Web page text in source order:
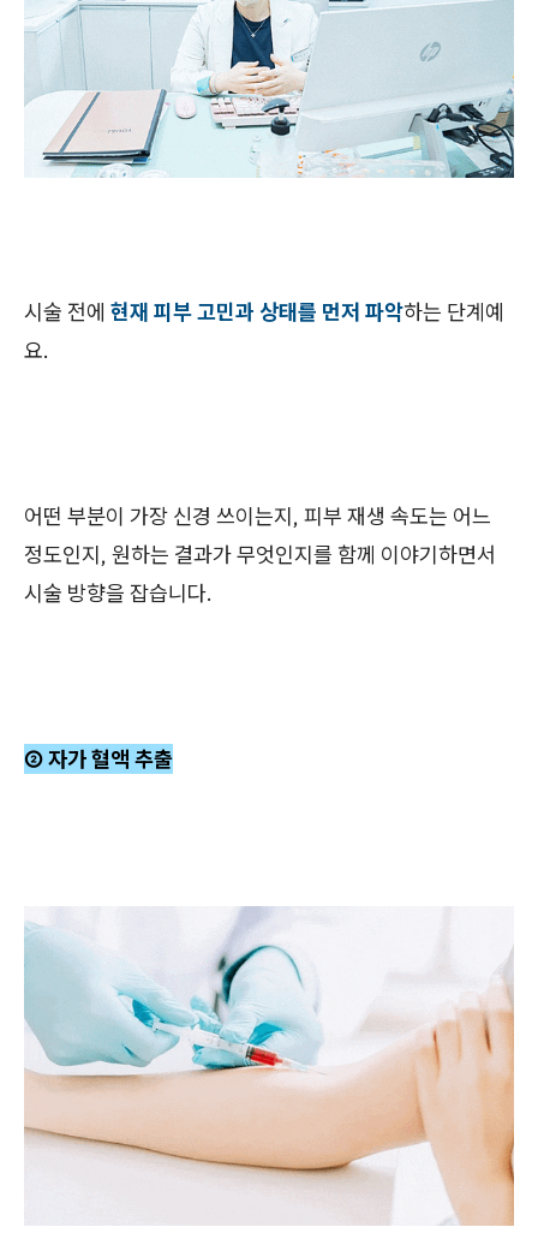
시술 전에 현재 피부 고민과 상태를 먼저 파악하는 단계예
요.
어떤 부분이 가장 신경 쓰이는지, 피부 재생 속도는 어느
정도인지, 원하는 결과가 무엇인지를 함께 이야기하면서
시술 방향을 잡습니다.
② 자가 혈액 추출